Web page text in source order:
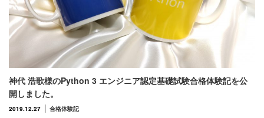
神代 浩歌様のPython 3 エンジニア認定基礎試験合格体験記を公
開しました。
2019.12.27 合格体験記